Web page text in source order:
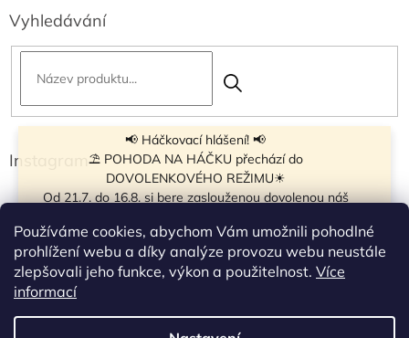
Používáme cookies, abychom Vám umožnili pohodlné
prohlížení webu a díky analýze provozu webu neustále
zlepšovali jeho funkce, výkon a použitelnost. Více
informací
📢 Háčkovací hlášení! 📢
⛱ POHODA NA HÁČKU přechází do
DOVOLENKOVÉHO REŽIMU☀
Od 21.7. do 16.8. si bere zaslouženou dovolenou náš
krátkou pauzu.
Objednávky přijímáme dál - klubíčka, která máme
vyrobená, odešleme bez zdržení. U ostatních se doba
☀
Od 7.8. do 14.8. si dovolenou bude užívat obchůdek v
Vyhledávání
Instagram
Sledovat na Instagramu